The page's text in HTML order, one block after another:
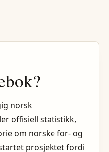
norsk
offisiell statistikk,
om norske for- og
prosjektet fordi